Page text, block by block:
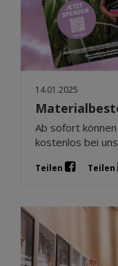
14.01.2025
Ab sofort
kostenlos bei
Teilen Teilen